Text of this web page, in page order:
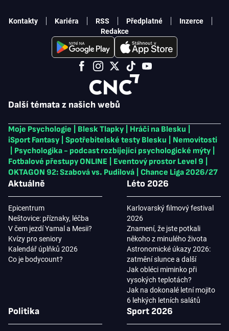
Další témata z našich webů
Moje Psychologie Blesk Tlapky Hráči na Blesku
iSport Fantasy
Spotřebitelské testy Blesku
Nemovitosti
Psychologika - podcast rozbíjející psychologické mýty
Fotbalové přestupy ONLINE
Eventový prostor Level 9
OKTAGON 92: Szabová vs. Pudilová
Chance Liga 2026/27
Aktuálně
Epicentrum
Neštovice: příznaky, léčba
V čem jezdí Yamal a Mesii?
Kvízy pro seniory
Kalendář úplňků 2026
Co je bodycount?
Léto 2026
Karlovarský filmový festival
2026
Znamení, že jste potkali
někoho z minulého života
Astronomické úkazy 2026:
zatmění slunce a další
Jak obléci miminko při
vysokých teplotách?
Jak na dokonalé letní mojito
6 lehkých letních salátů
Politika Sport 2026
Kontakty Kariéra RSS Předplatné
Inzerce
Redakce